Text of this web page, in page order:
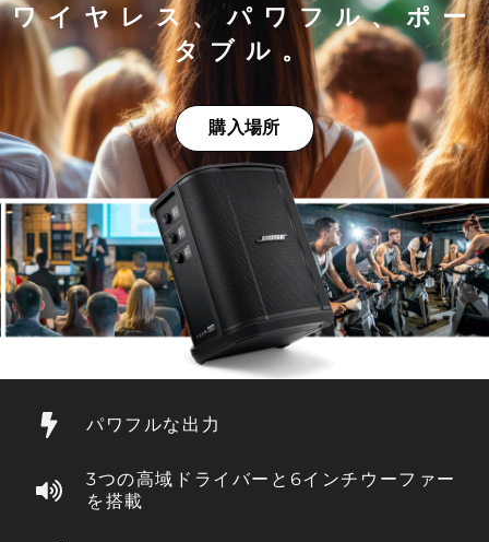
ワイヤレス、パワフル、ポー
タブル。
購入場所
パワフルな出力
3つの高域ドライバーと6インチウーファー
を搭載